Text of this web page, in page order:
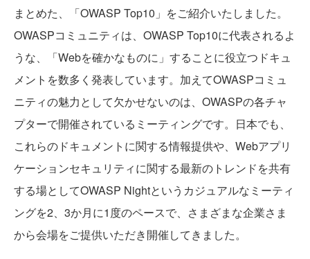
まとめた、「OWASP Top10」をご紹介いたしました。
OWASPコミュニティは、OWASP Top10に代表されるよ
うな、「Webを確かなものに」することに役立つドキュ
メントを数多く発表しています。加えてOWASPコミュ
ニティの魅力として欠かせないのは、OWASPの各チャ
プターで開催されているミーティングです。日本でも、
これらのドキュメントに関する情報提供や、Webアプリ
ケーションセキュリティに関する最新のトレンドを共有
する場としてOWASP Nightというカジュアルなミーティ
ングを2、3か月に1度のペースで、さまざまな企業さま
から会場をご提供いただき開催してきました。